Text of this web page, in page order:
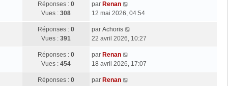
Réponses : 0
Vues : 308
par Renan
12 mai 2026, 04:54
Réponses : 0
Vues : 391
par Achoris
22 avril 2026, 10:27
Réponses : 0
Vues : 454
par Renan
18 avril 2026, 17:07
Réponses : 0
par Renan